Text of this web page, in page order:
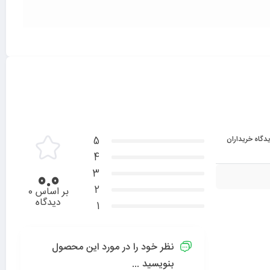
خریداران
5
4
3
2
1
0.0 بر اساس 0
دیدگاه
نظر خود را در مورد این محصول
بنویسید ...